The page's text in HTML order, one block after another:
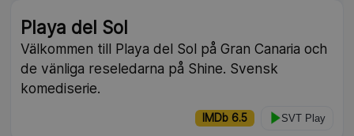
Playa del Sol
Välkommen till Playa del Sol på Gran Canaria och
de vänliga reseledarna på Shine. Svensk
komediserie.
IMDb 6.5 SVT Play